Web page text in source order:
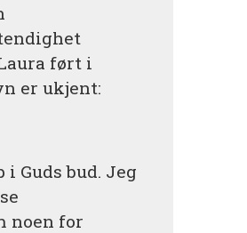
ført i
er ukjent:
Guds bud. Jeg
noen for